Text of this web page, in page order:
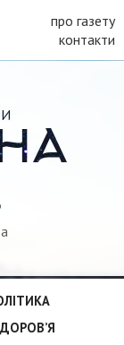
про газету
контакти